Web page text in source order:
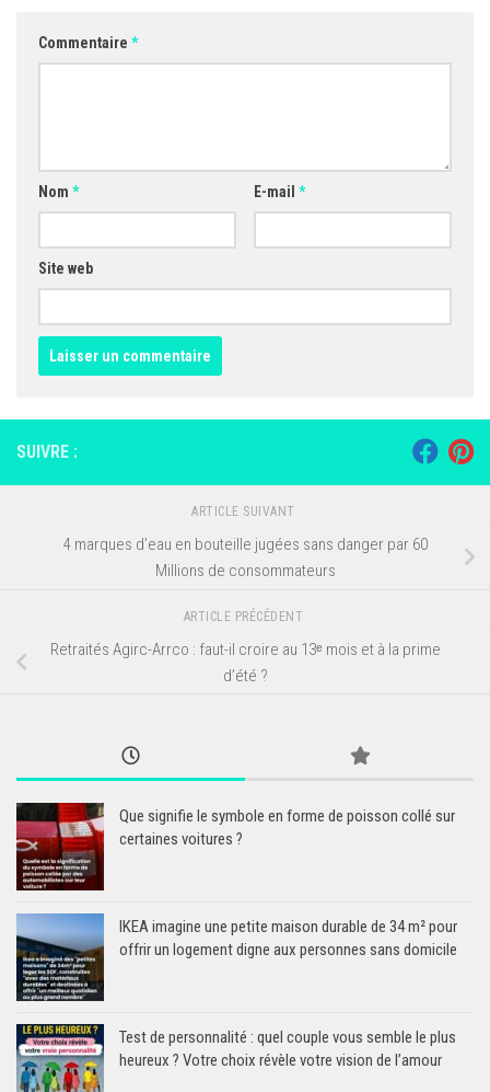
Commentaire *
Nom * E-mail *
Site web
SUIVRE :
ARTICLE SUIVANT
4 marques d’eau en bouteille jugées sans danger par 60
Millions de consommateurs
ARTICLE PRÉCÉDENT
Retraités Agirc-Arrco : faut-il croire au 13ᵉ mois et à la prime
d’été ?
Que signifie le symbole en forme de poisson collé sur
certaines voitures ?
IKEA imagine une petite maison durable de 34 m² pour
offrir un logement digne aux personnes sans domicile
Test de personnalité : quel couple vous semble le plus
heureux ? Votre choix révèle votre vision de l’amour